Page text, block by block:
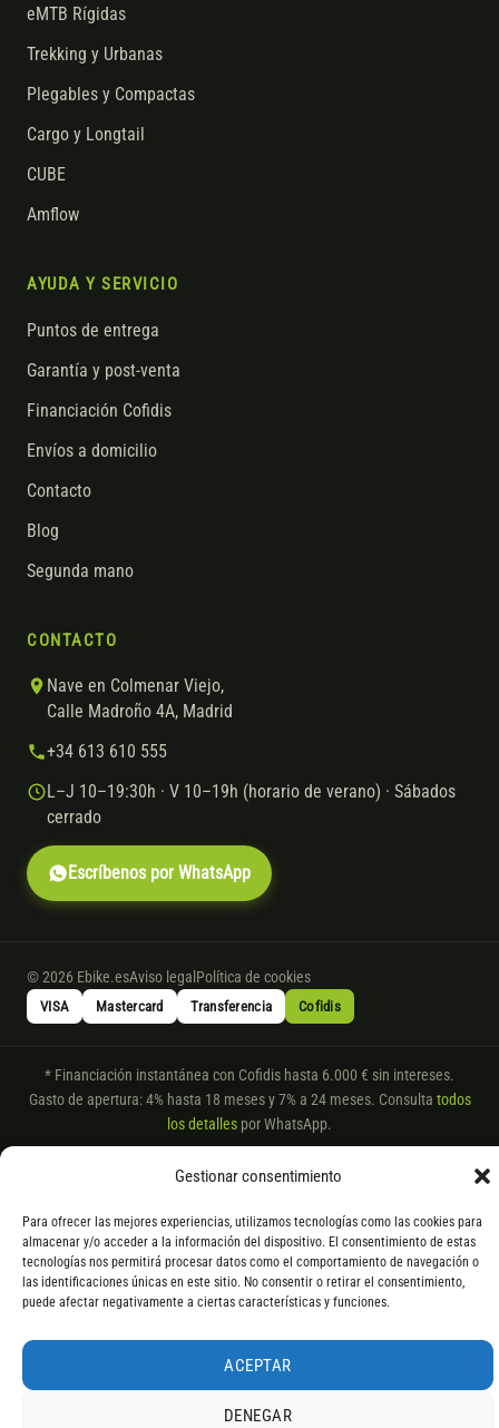
Gestionar consentimiento
Para ofrecer las mejores experiencias, utilizamos tecnologías como las cookies para
almacenar y/o acceder a la información del dispositivo. El consentimiento de estas
tecnologías nos permitirá procesar datos como el comportamiento de navegación o
las identificaciones únicas en este sitio. No consentir o retirar el consentimiento,
puede afectar negativamente a ciertas características y funciones.
ACEPTAR
DENEGAR
eMTB Rígidas
Trekking y Urbanas
Plegables y Compactas
Cargo y Longtail
CUBE
Amflow
AYUDA Y SERVICIO
Puntos de entrega
Garantía y post-venta
Financiación Cofidis
Envíos a domicilio
Contacto
Blog
Segunda mano
CONTACTO
Nave en Colmenar Viejo,
Calle Madroño 4A, Madrid
+34 613 610 555
L–J 10–19:30h · V 10–19h (horario de verano) · Sábados
cerrado
Escríbenos por WhatsApp
© 2026 Ebike.esAviso legal Política de cookies
VISA Mastercard Transferencia Cofidis
* Financiación instantánea con Cofidis hasta 6.000 € sin intereses.
Gasto de apertura: 4% hasta 18 meses y 7% a 24 meses. Consulta todos
los detalles por WhatsApp.
pago; los de bajo pedido se confirman con un asesor. Si no fuera posible
componentes es orientativa; los fabricantes pueden sustituir elementos
por otros equivalentes o superiores.